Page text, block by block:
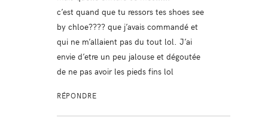
c’est quand que tu ressors tes shoes see
by chloe???? que j’avais commandé et
qui ne m’allaient pas du tout lol. J’ai
envie d’etre un peu jalouse et dégoutée
de ne pas avoir les pieds fins lol
RÉPONDRE